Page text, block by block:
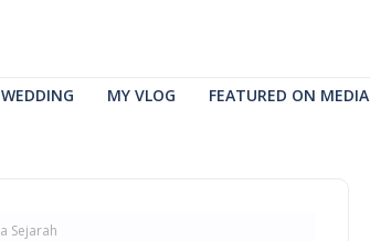
MY VLOG FEATURED ON MEDIA
Sejarah